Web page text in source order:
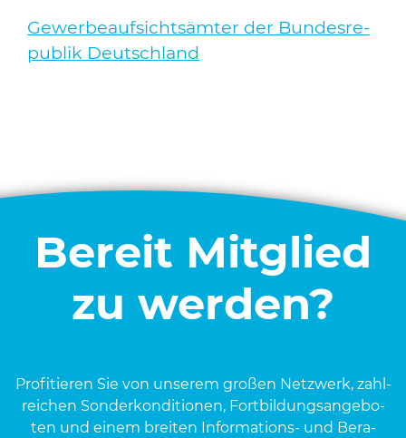
Gewer­be­auf­sichts­äm­ter der Bun­des­re­
pu­blik Deutsch­land
Bereit Mitglied
zu werden?
Pro­fi­tie­ren Sie von unse­rem gro­ßen Netz­werk, zahl­
rei­chen Son­der­kon­di­tio­nen, Fort­bil­dungs­an­ge­bo­
ten und einem brei­ten Infor­ma­ti­ons- und Bera­